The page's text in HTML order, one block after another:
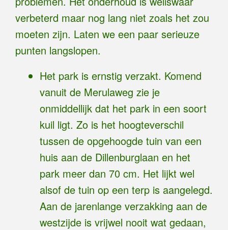
verbeterd maar nog lang niet zoals het zou
moeten zijn. Laten we een paar serieuze
punten langslopen.
Het park is ernstig verzakt. Komend
vanuit de Merulaweg zie je
onmiddellijk dat het park in een soort
kuil ligt. Zo is het hoogteverschil
tussen de opgehoogde tuin van een
huis aan de Dillenburglaan en het
park meer dan 70 cm. Het lijkt wel
alsof de tuin op een terp is aangelegd.
Aan de jarenlange verzakking aan de
westzijde is vrijwel nooit wat gedaan,